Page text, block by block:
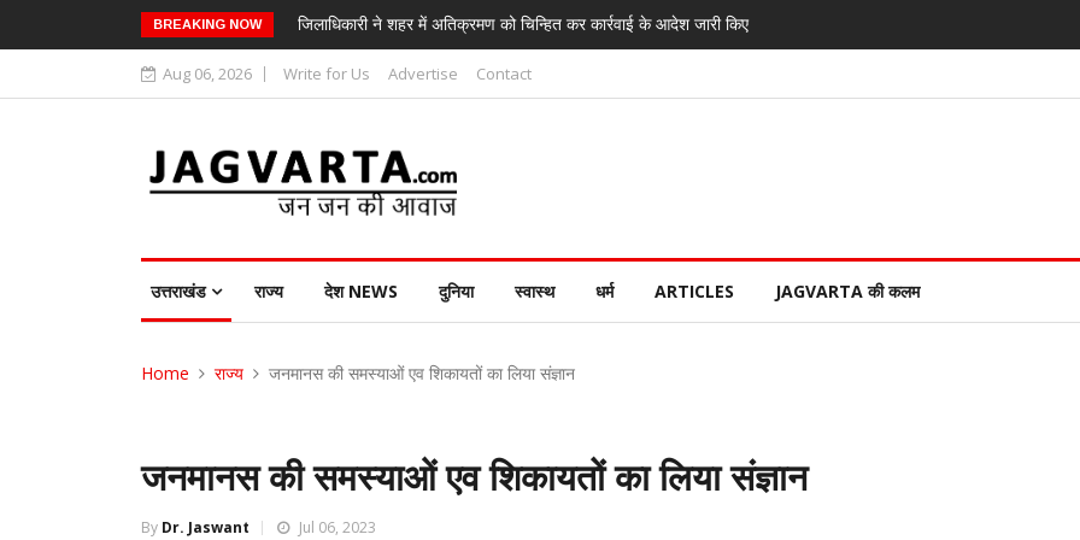
BREAKING NOW जिलाधिकारी ने शहर में अतिक्रमण को चिन्हित कर कार्रवाई के आदेश जारी किए
Aug 06, 2026 Write for Us Advertise Contact
उत्तराखंड राज्य देश NEWS दुनिया स्वास्थ धर्म ARTICLES JAGVARTA की कलम
Home राज्य जनमानस की समस्याओं एव शिकायतों का लिया संज्ञान
जनमानस की समस्याओं एव शिकायतों का लिया संज्ञान
By Dr. Jaswant Jul 06, 2023